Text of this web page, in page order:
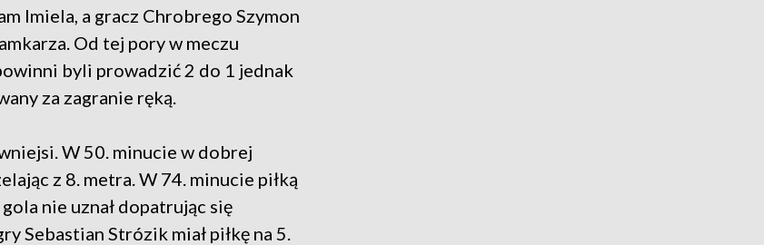
Imiela, a gracz Chrobrego Szymon
Od tej pory w meczu
byli prowadzić 2 do 1 jednak
za zagranie ręką.
W 50. minucie w dobrej
z 8. metra. W 74. minucie piłką
nie uznał dopatrując się
Sebastian Strózik miał piłkę na 5.